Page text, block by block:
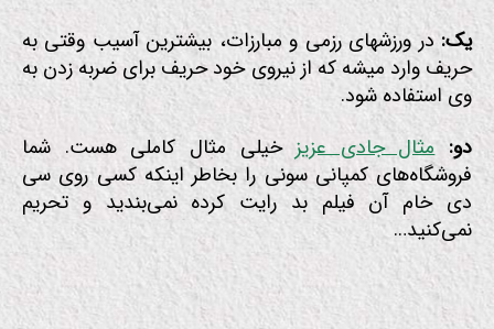
یک:در ورزشهای رزمی و مبارزات، بیشترین آسیب وقتی به
حریف وارد میشه که از نیروی خود حریف برای ضربه زدن به
وی استفاده شود.
دو:مثال جادی عزیز خیلی مثال کاملی هست. شما
فروشگاه‌های کمپانی سونی را بخاطر اینکه کسی روی سی
دی خام آن فیلم بد رایت کرده نمی‌بندید و تحریم
نمی‌کنید…